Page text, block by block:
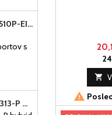
HIKVISION DS-3E1510P-EI/M-8× 1GBIT -POE SWITCH-60W
s
a tak HIKVISION DS-KIS313-P HYBRID 4 VODIČOVÝ SET HYBRID

